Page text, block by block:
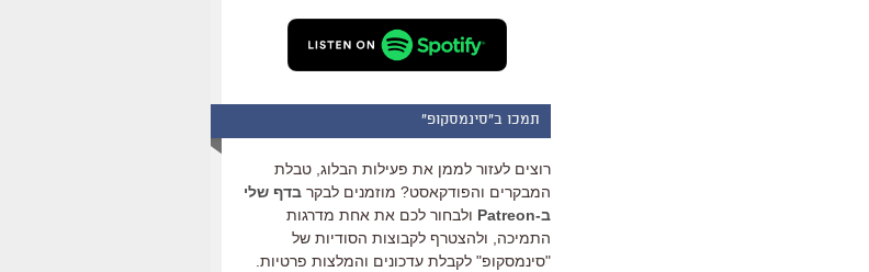
תמכו ב"סינמסקופ"
רוצים לעזור לממן את פעילות הבלוג, טבלת
המבקרים והפודקאסט? מוזמנים לבקר בדף שלי
ב-Patreon
ולבחור לכם את אחת מדרגות
התמיכה, ולהצטרף לקבוצות הסודיות של
"סינמסקופ" לקבלת עדכונים והמלצות פרטיות.